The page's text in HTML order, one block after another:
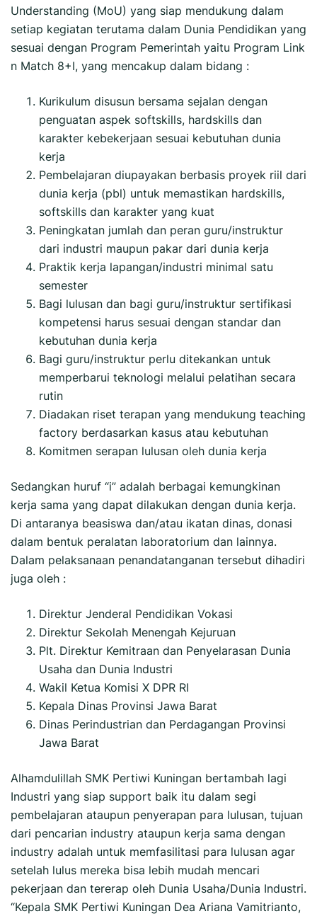
Understanding (MoU) yang siap mendukung dalam
setiap kegiatan terutama dalam Dunia Pendidikan yang
sesuai dengan Program Pemerintah yaitu Program Link
n Match 8+I, yang mencakup dalam bidang :
Kurikulum disusun bersama sejalan dengan
penguatan aspek softskills, hardskills dan
karakter kebekerjaan sesuai kebutuhan dunia
kerja
Pembelajaran diupayakan berbasis proyek riil dari
dunia kerja (pbl) untuk memastikan hardskills,
softskills dan karakter yang kuat
Peningkatan jumlah dan peran guru/instruktur
dari industri maupun pakar dari dunia kerja
Praktik kerja lapangan/industri minimal satu
semester
Bagi lulusan dan bagi guru/instruktur sertifikasi
kompetensi harus sesuai dengan standar dan
kebutuhan dunia kerja
Bagi guru/instruktur perlu ditekankan untuk
memperbarui teknologi melalui pelatihan secara
rutin
Diadakan riset terapan yang mendukung teaching
factory berdasarkan kasus atau kebutuhan
Komitmen serapan lulusan oleh dunia kerja
Sedangkan huruf “i” adalah berbagai kemungkinan
kerja sama yang dapat dilakukan dengan dunia kerja.
Di antaranya beasiswa dan/atau ikatan dinas, donasi
dalam bentuk peralatan laboratorium dan lainnya.
Dalam pelaksanaan penandatanganan tersebut dihadiri
juga oleh :
Direktur Jenderal Pendidikan Vokasi
Direktur Sekolah Menengah Kejuruan
Plt. Direktur Kemitraan dan Penyelarasan Dunia
Usaha dan Dunia Industri
Wakil Ketua Komisi X DPR RI
Kepala Dinas Provinsi Jawa Barat
Dinas Perindustrian dan Perdagangan Provinsi
Jawa Barat
Alhamdulillah SMK Pertiwi Kuningan bertambah lagi
Industri yang siap support baik itu dalam segi
pembelajaran ataupun penyerapan para lulusan, tujuan
dari pencarian industry ataupun kerja sama dengan
industry adalah untuk memfasilitasi para lulusan agar
setelah lulus mereka bisa lebih mudah mencari
pekerjaan dan tererap oleh Dunia Usaha/Dunia Industri.
“Kepala SMK Pertiwi Kuningan Dea Ariana Vamitrianto,